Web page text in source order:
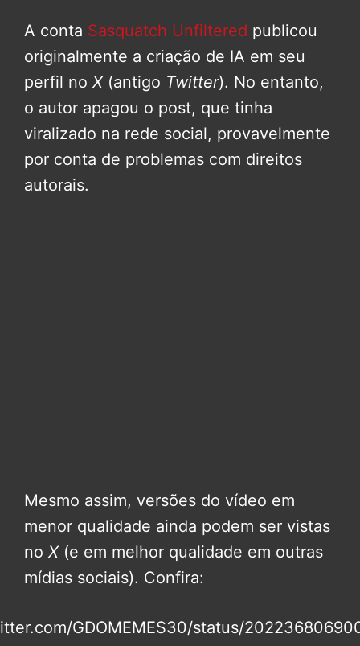
A conta Sasquatch Unfiltered publicou
originalmente a criação de IA em seu
perfil no X(antigo Twitter). No entanto,
o autor apagou o post, que tinha
viralizado na rede social, provavelmente
por conta de problemas com direitos
autorais.
Mesmo assim, versões do vídeo em
menor qualidade ainda podem ser vistas
no X(e em melhor qualidade em outras
mídias sociais). Confira:
GDOMEMES30/status/